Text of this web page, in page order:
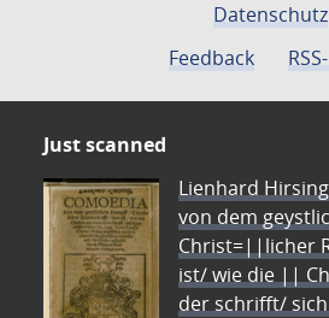
Datenschutz
Feedback
Just scanned
Lienhard
von dem
Christ=||licher
ist/ wie die ||
der schrifft/